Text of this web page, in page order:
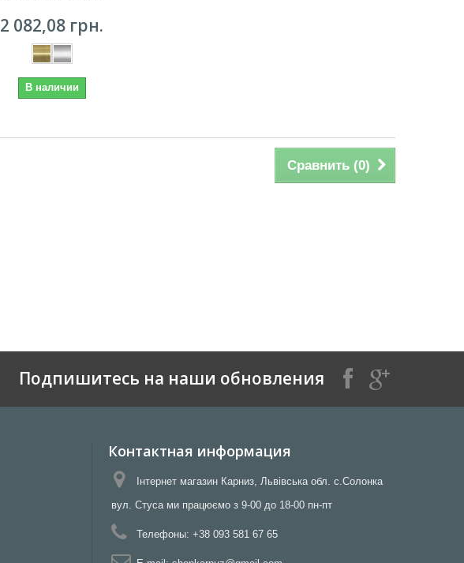
2 082,08 грн.
В наличии
Сравнить (0)
Подпишитесь на наши обновления
Контактная информация
Інтернет магазин Карниз, Львівська обл. с.Солонка
вул. Стуса ми працюємо з 9-00 до 18-00 пн-пт
Телефоны: +38 093 581 67 65